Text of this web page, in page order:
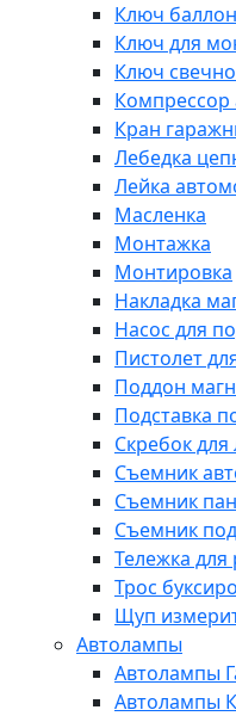
Ключ
Ключ для
Ключ
Кран
Лебедка
Лейка
Масленка
Монтажка
Монтировка
Накладка
Насос для
Пистолет
Поддон
Подставка
Скребок для
Съемник
Съемник
Съемник
Тележка
Трос
Щуп
Автолампы
Автолампы
Автолампы